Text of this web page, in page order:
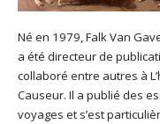
Né en 1979, Falk Van
a été directeur de
collaboré entre autres à
Causeur. Il a publié des
voyages et s’est